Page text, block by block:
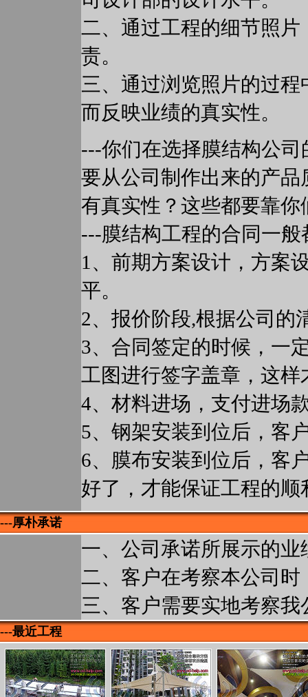
二、通过工程的细节照
责。
三、通过浏览照片的过
而反映业绩的真实性。
---你们在选择膜结构公
要从公司制作出来的产
有真实性？这些都要靠
---膜结构工程的合同一般
1、前期方案设计，方案
平。
2、报价阶段,根据公司的
3、合同签定的时候，一
工图进行签字盖章，这
4、材料进场，支付进场
5、钢架安装到位后，客
6、膜布安装到位后，客
好了，才能保证工程的顺
---厚朴承诺
一、公司承诺所展示的
二、客户在考察本公司
三、客户需要实地考察
---最近工程